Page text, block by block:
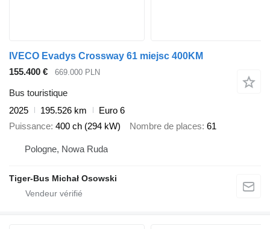
IVECO Evadys Crossway 61 miejsc 400KM
155.400 €
669.000 PLN
Bus touristique
2025
195.526 km
Euro 6
Puissance 400 ch (294 kW) Nombre de places 61
Pologne, Nowa Ruda
Tiger-Bus Michał Osowski